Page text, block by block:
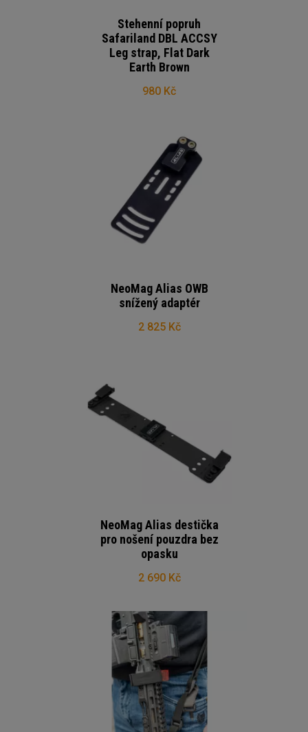
Stehenní popruh
Safariland DBL ACCSY
Leg strap, Flat Dark
Earth Brown
980 Kč
NeoMag Alias OWB
snížený adaptér
2 825 Kč
NeoMag Alias destička
pro nošení pouzdra bez
opasku
2 690 Kč